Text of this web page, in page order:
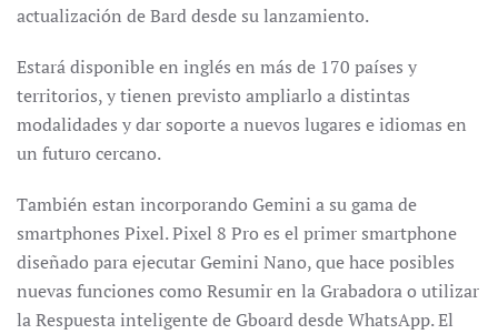
actualización de Bard desde su lanzamiento.
Estará disponible en inglés en más de 170 países y
territorios, y tienen previsto ampliarlo a distintas
modalidades y dar soporte a nuevos lugares e idiomas en
un futuro cercano.
También estan incorporando Gemini a su gama de
smartphones Pixel. Pixel 8 Pro es el primer smartphone
diseñado para ejecutar Gemini Nano, que hace posibles
nuevas funciones como Resumir en la Grabadora o utilizar
la Respuesta inteligente de Gboard desde WhatsApp. El